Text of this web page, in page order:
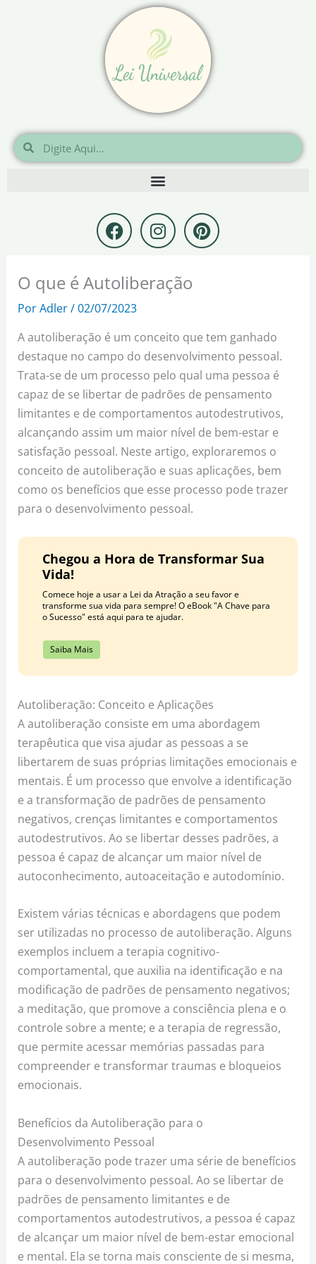
Pesquisar
Pesquisar
F
a
c
e
b
o
k
I
n
s
t
a
a
m
P
i
n
s
t
O que é Autoliberação
PorAdler/02/07/2023
A autoliberação é um conceito que tem ganhado
destaque no campo do desenvolvimento pessoal.
Trata-se de um processo pelo qual uma pessoa é
capaz de se libertar de padrões de pensamento
limitantes e de comportamentos autodestrutivos,
alcançando assim um maior nível de bem-estar e
satisfação pessoal. Neste artigo, exploraremos o
conceito de autoliberação e suas aplicações, bem
como os benefícios que esse processo pode trazer
para o desenvolvimento pessoal.
Chegou a Hora de Transformar Sua
Vida!
Comece hoje a usar a Lei da Atração a seu favor e
transforme sua vida para sempre! O eBook "A Chave para
o Sucesso" está aqui para te ajudar.
Saiba Mais
Autoliberação: Conceito e Aplicações
A autoliberação consiste em uma abordagem
terapêutica que visa ajudar as pessoas a se
libertarem de suas próprias limitações emocionais e
mentais. É um processo que envolve a identificação
e a transformação de padrões de pensamento
negativos, crenças limitantes e comportamentos
autodestrutivos. Ao se libertar desses padrões, a
pessoa é capaz de alcançar um maior nível de
autoconhecimento, autoaceitação e autodomínio.
Existem várias técnicas e abordagens que podem
ser utilizadas no processo de autoliberação. Alguns
exemplos incluem a terapia cognitivo-
comportamental, que auxilia na identificação e na
modificação de padrões de pensamento negativos;
a meditação, que promove a consciência plena e o
controle sobre a mente; e a terapia de regressão,
que permite acessar memórias passadas para
compreender e transformar traumas e bloqueios
emocionais.
Benefícios da Autoliberação para o
Desenvolvimento Pessoal
A autoliberação pode trazer uma série de benefícios
para o desenvolvimento pessoal. Ao se libertar de
padrões de pensamento limitantes e de
comportamentos autodestrutivos, a pessoa é capaz
de alcançar um maior nível de bem-estar emocional
e mental. Ela se torna mais consciente de si mesma,